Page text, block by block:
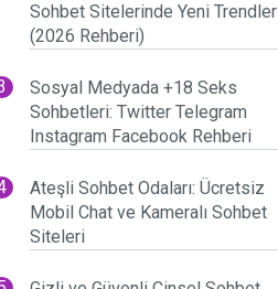
Sohbet Sitelerinde Yeni Trendler
(2026 Rehberi)
Sosyal Medyada +18 Seks
Sohbetleri: Twitter Telegram
Instagram Facebook Rehberi
Ateşli Sohbet Odaları: Ücretsiz
Mobil Chat ve Kameralı Sohbet
Siteleri